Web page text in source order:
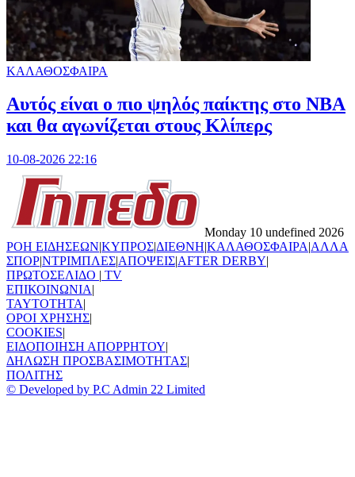
ΚΑΛΑΘΟΣΦΑΙΡΑ
Αυτός είναι ο πιο ψηλός παίκτης στο NBA
και θα αγωνίζεται στους Κλίπερς
10-08-2026 22:16
Monday 10 undefined 2026
ΡΟΗ ΕΙΔΗΣΕΩΝ|ΚΥΠΡΟΣ|ΔΙΕΘΝΗ|ΚΑΛΑΘΟΣΦΑΙΡΑ|ΑΛΛΑ
ΣΠΟΡ|ΝΤΡΙΜΠΛΕΣ|ΑΠΟΨΕΙΣ|AFTER DERBY|
ΠΡΩΤΟΣΕΛΙΔΟ | TV
ΕΠΙΚΟΙΝΩΝΙΑ|
TAYTOTHTA|
ΟΡΟΙ ΧΡΗΣΗΣ|
COOKIES|
ΕΙΔΟΠΟΙΗΣΗ ΑΠΟΡΡΗΤΟΥ|
ΔΗΛΩΣΗ ΠΡΟΣΒΑΣΙΜΟΤΗΤΑΣ|
ΠΟΛΙΤΗΣ
© Developed by P.C Admin 22 Limited